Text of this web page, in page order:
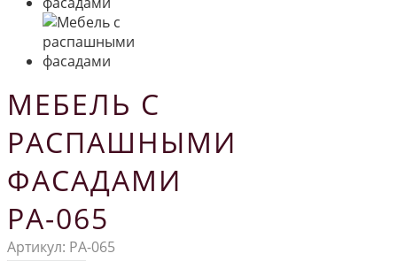
МЕБЕЛЬ С
РАСПАШНЫМИ
ФАСАДАМИ
РА-065
Артикул: РА-065